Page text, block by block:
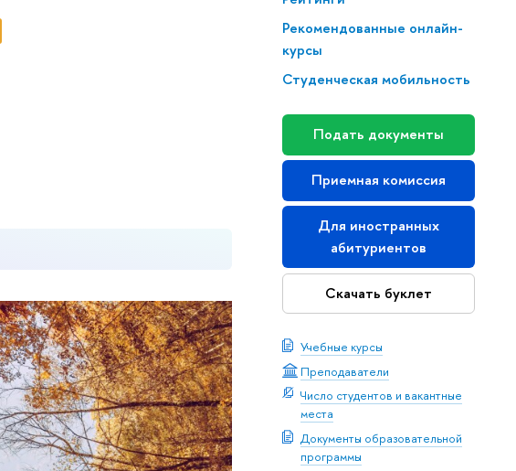
Рекомендованные онлайн-
курсы
Студенческая мобильность
Подать документы
Приемная комиссия
Для иностранных
абитуриентов
Скачать буклет
Учебные курсы
Преподаватели
Число студентов и вакантные
места
Документы образовательной
программы